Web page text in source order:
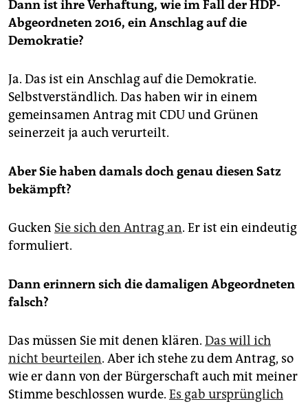
Dann ist ihre Verhaftung, wie im Fall der HDP-
Abgeordneten 2016, ein Anschlag auf die
Demokratie?
Ja. Das ist ein Anschlag auf die Demokratie.
Selbstverständlich. Das haben wir in einem
gemeinsamen Antrag mit CDU und Grünen
seinerzeit ja auch verurteilt.
Aber Sie haben damals doch genau diesen Satz
bekämpft?
Gucken Sie sich den Antrag an. Er ist ein eindeutig
formuliert.
Dann erinnern sich die damaligen Abgeordneten
falsch?
Das müssen Sie mit denen klären. Das will ich
nicht beurteilen. Aber ich stehe zu dem Antrag, so
wie er dann von der Bürgerschaft auch mit meiner
Stimme beschlossen wurde. Es gab ursprünglich